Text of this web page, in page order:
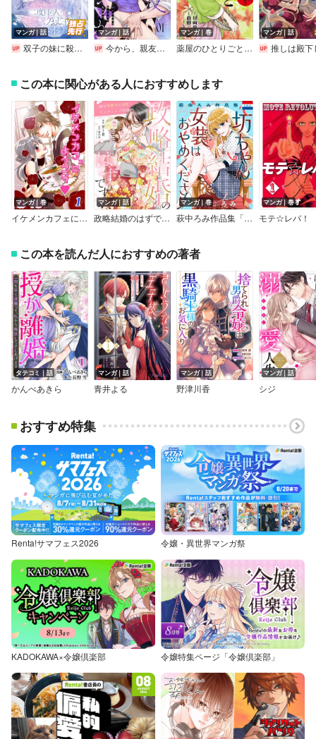
マンガ｜話
双子の妹に殺された姉、二度目の人生は初恋のイケおじ王弟にフルベットします！ 連載版
マンガ｜話
今から、親友やめようか。～腐れ縁同僚は甘い快楽で私を壊す～
マンガ｜巻
薬屋のひとりごと～猫猫の後宮謎解き手帳～
マンガ｜話
推しは殿下じゃございません…！！～悪役令嬢、甘攻め溺愛ルートに突入し
この本に関心がある人におすすめします
マンガ｜巻
イケメンカフェにようこそ
マンガ｜話
政略結婚のはずですが？ ～極甘御曹司の溺愛ウエディング計画～
マンガ｜巻
萩中ろみ作品集「坊ちゃん女装はおやめください」
マンガ｜巻
モテ☆レバ！
この本を読んだ人におすすめの著者
タテコミ｜話
かんべあきら
マンガ｜話
青井よる
マンガ｜話
野津川香
マンガ｜話
シジ
おすすめ特集
Renta!サマフェス2026 令嬢・異世界マンガ祭
KADOKAWA×令嬢倶楽部 令嬢特集ページ「令嬢倶楽部」